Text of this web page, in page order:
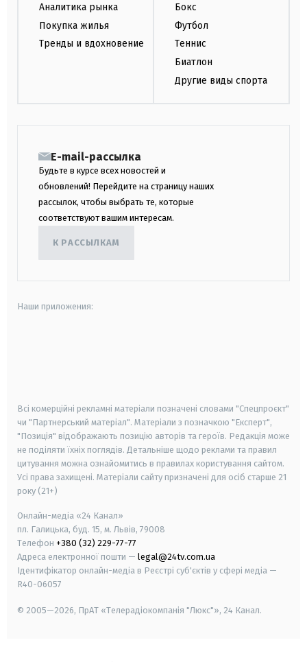
Аналитика рынка
Покупка жилья
Тренды и вдохновение
Бокс
Футбол
Теннис
Биатлон
Другие виды спорта
E-mail-рассылка
Будьте в курсе всех новостей и
обновлений! Перейдите на страницу наших
рассылок, чтобы выбрать те, которые
соответствуют вашим интересам.
К РАССЫЛКАМ
Наши приложения:
Всі комерційні рекламні матеріали позначені словами "Спецпроєкт"
чи "Партнерський матеріал". Матеріали з позначкою "Експерт",
"Позиція" відображають позицію авторів та героїв. Редакція може
не поділяти їхніх поглядів. Детальніше щодо реклами та правил
цитування можна ознайомитись в правилах користування сайтом.
Усі права захищені. Матеріали сайту призначені для осіб старше 21
року (21+)
Онлайн-медіа «24 Канал»
пл. Галицька, буд. 15, м. Львів, 79008
Телефон +380 (32) 229-77-77
Адреса електронної пошти — legal@24tv.com.ua
Ідентифікатор онлайн-медіа в Реєстрі суб'єктів у сфері медіа —
R40-06057
© 2005—2026, ПрАТ «Телерадіокомпанія "Люкс"», 24 Канал.